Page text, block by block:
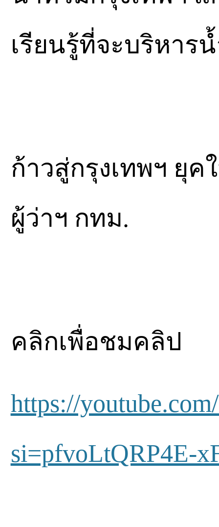
เรียนรู้ที่จะบริหาร
ก้าวสู่กรุงเทพฯ ยุค
ผู้ว่าฯ กทม.
คลิกเพื่อชมคลิป
https://
si=pfvoLtQRP4E-